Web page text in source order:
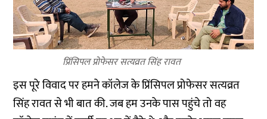
प्रिंसिपल प्रोफेसर सत्यव्रत सिंह रावत
इस पूरे विवाद पर हमने कॉलेज के प्रिंसिपल प्रोफेसर सत्यव्रत
सिंह रावत से भी बात की. जब हम उनके पास पहुंचे तो वह